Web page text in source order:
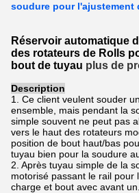
soudure pour l'ajustement
Réservoir automatique
des rotateurs de Rolls
bout de tuyau plus de
Description
1. Ce client veulent souder
ensemble, mais pendant la
simple souvent ne peut pas
vers le haut des rotateurs
position de bout haut/bas
tuyau bien pour la soudure
2. Après tuyau simple de la
motorisé passant le rail pour
charge et bout avec avant un.